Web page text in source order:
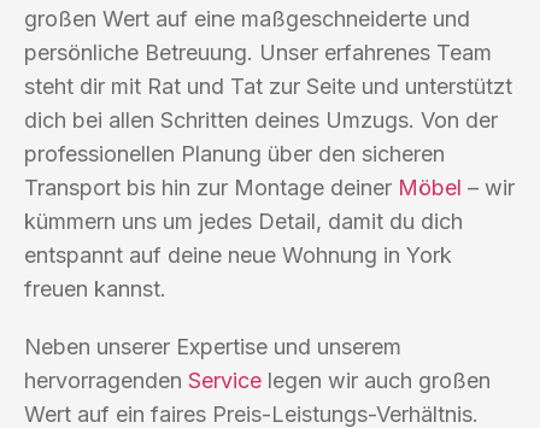
großen Wert auf eine maßgeschneiderte und
persönliche Betreuung. Unser erfahrenes Team
steht dir mit Rat und Tat zur Seite und unterstützt
dich bei allen Schritten deines Umzugs. Von der
professionellen Planung über den sicheren
Transport bis hin zur Montage deiner Möbel – wir
kümmern uns um jedes Detail, damit du dich
entspannt auf deine neue Wohnung in York
freuen kannst.
Neben unserer Expertise und unserem
hervorragenden Service legen wir auch großen
Wert auf ein faires Preis-Leistungs-Verhältnis.